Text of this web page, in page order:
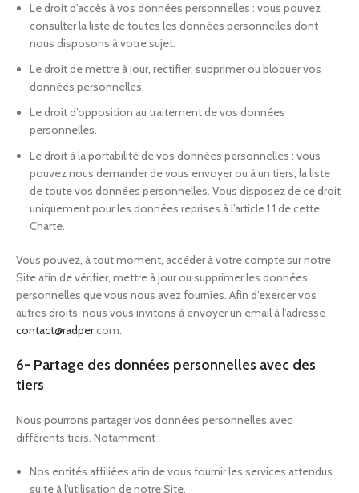
Le droit d’accès à vos données personnelles : vous pouvez
consulter la liste de toutes les données personnelles dont
nous disposons à votre sujet.
Le droit de mettre à jour, rectifier, supprimer ou bloquer vos
données personnelles.
Le droit d’opposition au traitement de vos données
personnelles.
Le droit à la portabilité de vos données personnelles : vous
pouvez nous demander de vous envoyer ou à un tiers, la liste
de toute vos données personnelles. Vous disposez de ce droit
uniquement pour les données reprises à l’article 1.1 de cette
Charte.
Vous pouvez, à tout moment, accéder à votre compte sur notre
Site afin de vérifier, mettre à jour ou supprimer les données
personnelles que vous nous avez fournies. Afin d’exercer vos
autres droits, nous vous invitons à envoyer un email à l’adresse
contact@radper.com.
6- Partage des données personnelles avec des
tiers
Nous pourrons partager vos données personnelles avec
différents tiers. Notamment :
Nos entités affiliées afin de vous fournir les services attendus
suite à l’utilisation de notre Site.